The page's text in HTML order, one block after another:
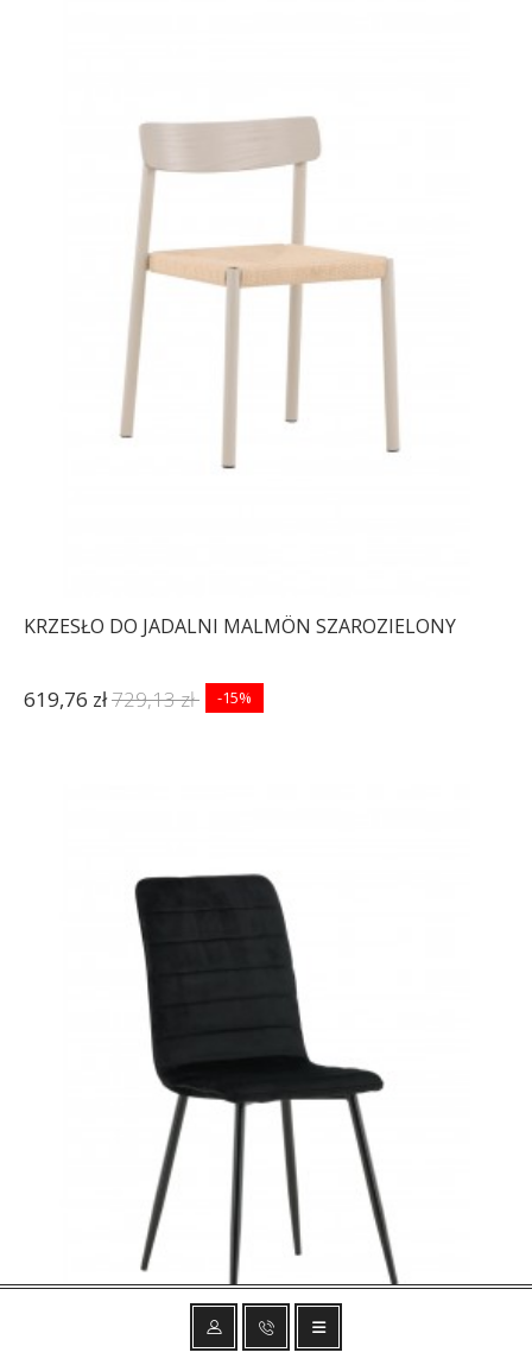
KRZESŁO DO JADALNI MALMÖN SZAROZIELONY
619,76 zł729,13 zł -15%